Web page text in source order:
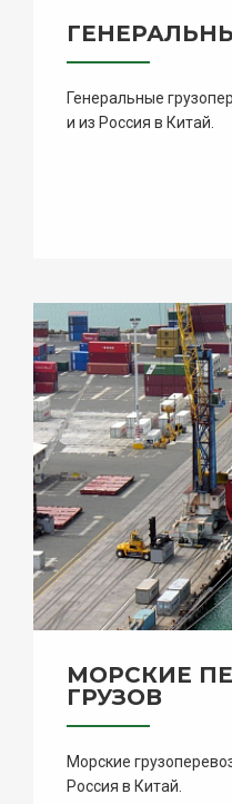
Генеральные
и из Россия в Китай.
МОРСКИЕ
ГРУЗОВ
Морские
Россия в Китай.